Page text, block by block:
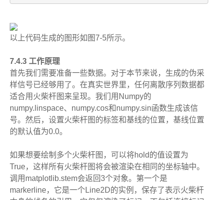
以上代码生成的图形如图7-5所示。
7.4.3 工作原理
首先我们需要准备一些数据。对于本节来说，生成的伪采
样信号已经够用了。在真实世界里，任何离散序列数据都
适合用火柴杆图来呈现。我们用Numpy的
numpy.linspace、numpy.cos和numpy.sin函数生成该信
号。然后，设置火柴杆图的标签和基线的位置，基线位置
的默认值为0.0。
如果想要绘制多个火柴杆图，可以将hold的值设置为
True，这样所有火柴杆图将会被渲染在相同的坐标轴中。
调用matplotlib.stem会返回3个对象。第一个是
markerline，它是一个Line2D的实例，保存了表示火柴杆